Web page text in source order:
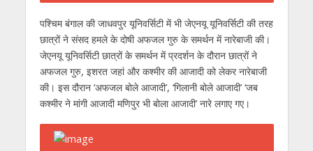
p k er
पश्चिम बंगाल की जाधवपुर यूनिवर्सिटी में भी जेएनयू यूनिवर्सिटी की तरह
छात्रों ने संसद हमले के दोषी अफजल गुरु के समर्थन में नारेबाजी की।
जेएनयू यूनिवर्सिटी छात्रों के समर्थन में प्रदर्शन के दौरान छात्रों ने
अफजल गुरु, इशरत जहां और कश्‍मीर की आजादी को लेकर नारेबाजी
की। इस दौरान ‘अफजल बोले आजादी’, ‘गिलानी बोले आजादी’ ‘जब
कश्‍मीर ने मांगी आजादी मणिपुर भी बोला आजादी’ नारे लगाए गए।